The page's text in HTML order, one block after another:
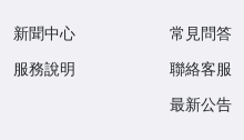
新聞中心
服務說明
常見問答
聯絡客服
最新公告